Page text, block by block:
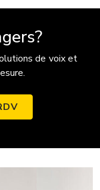
de voix et